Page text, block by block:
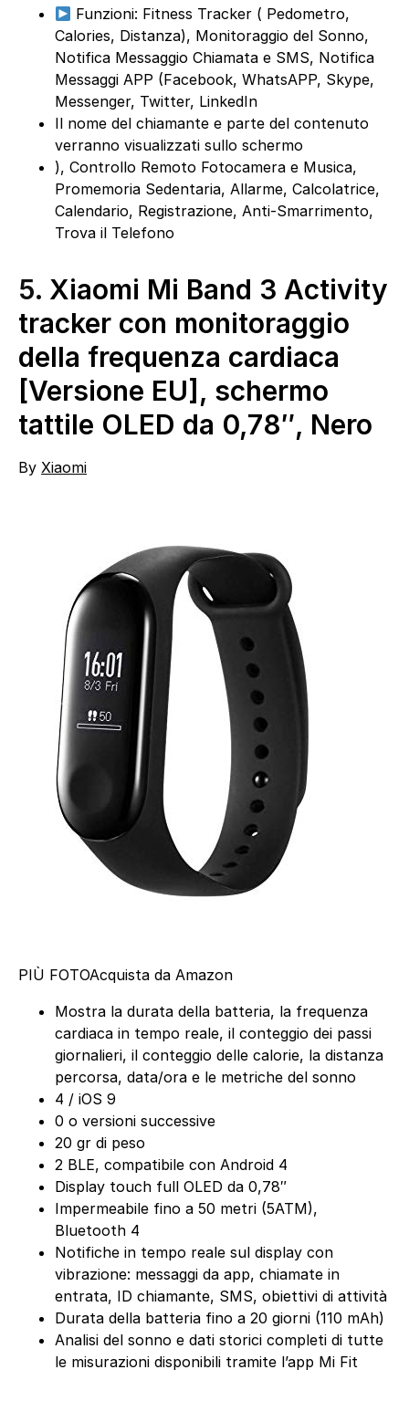
Funzioni: Fitness Tracker ( Pedometro,
Calories, Distanza), Monitoraggio del Sonno,
Notifica Messaggio Chiamata e SMS, Notifica
Messaggi APP (Facebook, WhatsAPP, Skype,
Messenger, Twitter, LinkedIn
Il nome del chiamante e parte del contenuto
verranno visualizzati sullo schermo
), Controllo Remoto Fotocamera e Musica,
Promemoria Sedentaria, Allarme, Calcolatrice,
Calendario, Registrazione, Anti-Smarrimento,
Trova il Telefono
5. Xiaomi Mi Band 3 Activity
tracker con monitoraggio
della frequenza cardiaca
[Versione EU], schermo
tattile OLED da 0,78″, Nero
By Xiaomi
PIÙ FOTOAcquista da Amazon
Mostra la durata della batteria, la frequenza
cardiaca in tempo reale, il conteggio dei passi
giornalieri, il conteggio delle calorie, la distanza
percorsa, data/ora e le metriche del sonno
4 / iOS 9
0 o versioni successive
20 gr di peso
2 BLE, compatibile con Android 4
Display touch full OLED da 0,78″
Impermeabile fino a 50 metri (5ATM),
Bluetooth 4
Notifiche in tempo reale sul display con
vibrazione: messaggi da app, chiamate in
entrata, ID chiamante, SMS, obiettivi di attività
Durata della batteria fino a 20 giorni (110 mAh)
Analisi del sonno e dati storici completi di tutte
le misurazioni disponibili tramite l’app Mi Fit